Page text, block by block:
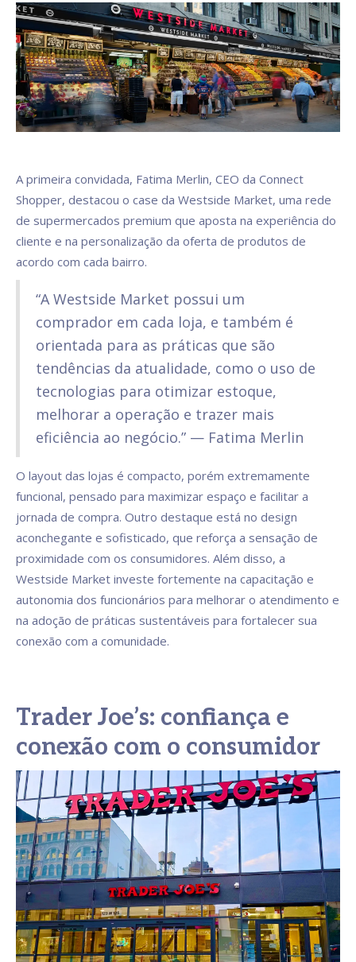
A primeira convidada, Fatima Merlin, CEO da Connect
Shopper, destacou o case da Westside Market, uma rede
de supermercados premium que aposta na experiência do
cliente e na personalização da oferta de produtos de
acordo com cada bairro.
“A Westside Market possui um
comprador em cada loja, e também é
orientada para as práticas que são
tendências da atualidade, como o uso de
tecnologias para otimizar estoque,
melhorar a operação e trazer mais
eficiência ao negócio.” — Fatima Merlin
O layout das lojas é compacto, porém extremamente
funcional, pensado para maximizar espaço e facilitar a
jornada de compra. Outro destaque está no design
aconchegante e sofisticado, que reforça a sensação de
proximidade com os consumidores. Além disso, a
Westside Market investe fortemente na capacitação e
autonomia dos funcionários para melhorar o atendimento e
na adoção de práticas sustentáveis para fortalecer sua
conexão com a comunidade.
Trader Joe’s: confiança e
conexão com o consumidor